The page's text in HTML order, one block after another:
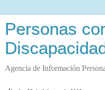
Personas
Agencia de Información